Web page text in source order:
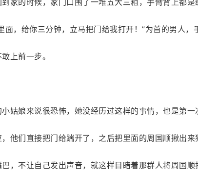
家的时候，家门口围了一堆五大三粗，手臂背上都是
，给你三分钟，立马把门给我打开！”为首的男人，
上前一步。
姑娘来说很恐怖，她没经历过这样的事情，也是第一
他们直接把门给踹开了，之后把里面的周国顺揪出来
，不让自己发出声音，就这样目睹着那群人将周国顺